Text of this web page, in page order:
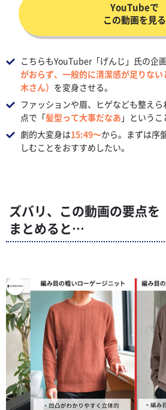
YouTubeで
この動画を見る
こちらもYouTuber「げんじ」氏の企
がおらず、一般的に清潔感が足りな
木さん） を変身させる。
ファッションや眉、ヒゲなども整え
点で「髪型って大事だなあ 」というこ
劇的大変身は15:49～から。まずは序
しむことをおすすめしたい。
ズバリ、この動画の要点を
まとめると…